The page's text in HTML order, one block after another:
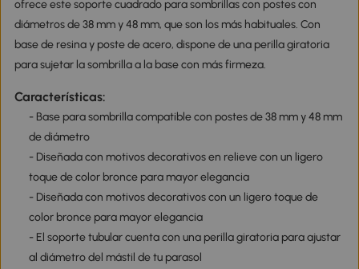
ofrece este soporte cuadrado para sombrillas con postes con
diámetros de 38 mm y 48 mm, que son los más habituales. Con
base de resina y poste de acero, dispone de una perilla giratoria
para sujetar la sombrilla a la base con más firmeza.
Características:
- Base para sombrilla compatible con postes de 38 mm y 48 mm
de diámetro
- Diseñada con motivos decorativos en relieve con un ligero
toque de color bronce para mayor elegancia
- Diseñada con motivos decorativos con un ligero toque de
color bronce para mayor elegancia
- El soporte tubular cuenta con una perilla giratoria para ajustar
al diámetro del mástil de tu parasol